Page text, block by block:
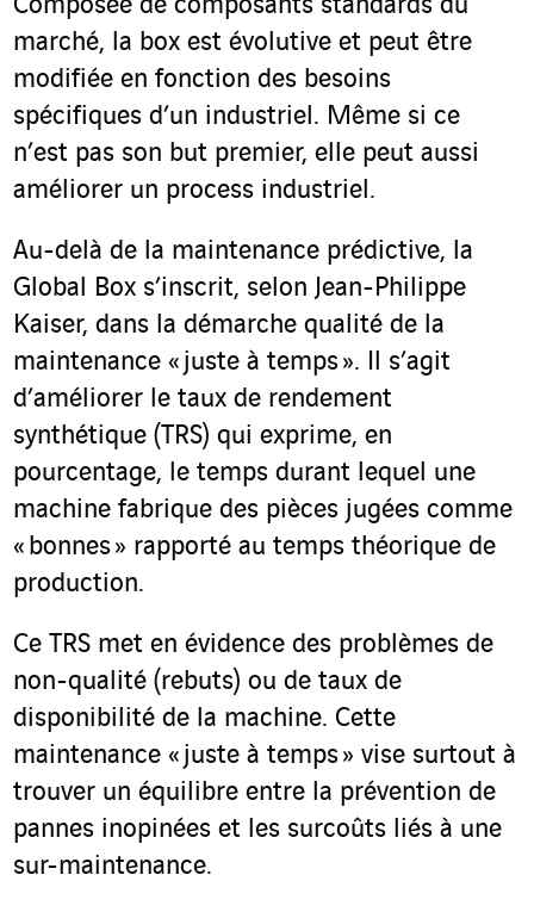
Composée de composants standards du
marché, la box est évolutive et peut être
modifiée en fonction des besoins
spécifiques d’un industriel. Même si ce
n’est pas son but premier, elle peut aussi
améliorer un process industriel.
Au-delà de la maintenance prédictive, la
Global Box s’inscrit, selon Jean-Philippe
Kaiser, dans la démarche qualité de la
maintenance « juste à temps ». Il s’agit
d’améliorer le taux de rendement
synthétique (TRS) qui exprime, en
pourcentage, le temps durant lequel une
machine fabrique des pièces jugées comme
« bonnes » rapporté au temps théorique de
production.
Ce TRS met en évidence des problèmes de
non-qualité (rebuts) ou de taux de
disponibilité de la machine. Cette
maintenance « juste à temps » vise surtout à
trouver un équilibre entre la prévention de
pannes inopinées et les surcoûts liés à une
sur-maintenance.